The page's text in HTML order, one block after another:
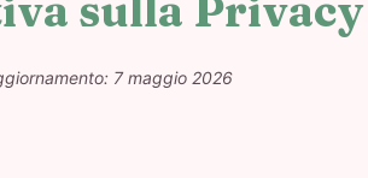
sulla Privacy
7 maggio 2026